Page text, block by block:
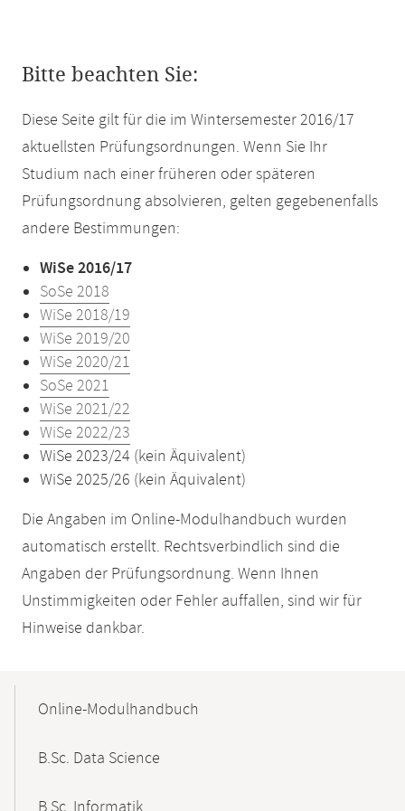
Bitte beachten Sie:
Diese Seite gilt für die im Wintersemester 2016/17
aktuellsten Prüfungsordnungen. Wenn Sie Ihr
Studium nach einer früheren oder späteren
Prüfungsordnung absolvieren, gelten gegebenenfalls
andere Bestimmungen:
WiSe 2016/17
SoSe 2018
WiSe 2018/19
WiSe 2019/20
WiSe 2020/21
SoSe 2021
WiSe 2021/22
WiSe 2022/23
WiSe 2023/24 (kein Äquivalent)
WiSe 2025/26 (kein Äquivalent)
Die Angaben im Online-Modulhandbuch wurden
automatisch erstellt. Rechtsverbindlich sind die
Angaben der Prüfungsordnung. Wenn Ihnen
Unstimmigkeiten oder Fehler auffallen, sind wir für
Hinweise dankbar.
NavigationOnline-Modulhandbuch
B.Sc. Data Science